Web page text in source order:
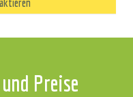
Preise